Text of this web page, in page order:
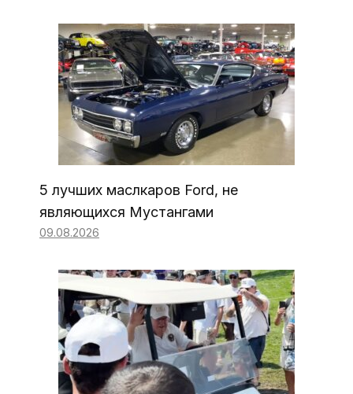
5 лучших маслкаров Ford, не
являющихся Мустангами
09.08.2026